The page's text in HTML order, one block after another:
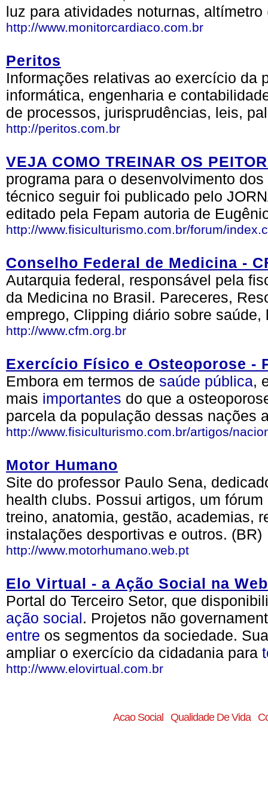
luz para atividades noturnas, altímetro
http://www.monitorcardiaco.com.br
Peritos
Informações relativas ao exercício da
informática, engenharia e
de processos, jurisprudências, leis,
http://peritos.com.br
VEJA COMO TREINAR OS
programa para o desenvolvimento
técnico seguir foi publicado pelo
editado pela Fepam autoria de
http://www.fisiculturismo.com.br/forum/
Conselho Federal de Medicina -
Autarquia federal, responsável pela
da Medicina no Brasil. Pareceres,
emprego, Clipping diário sobre
http://www.cfm.org.br
Exercício Físico e Osteoporose -
Embora em termos de saúde pública,
mais importantes do que a
parcela da população dessas nações
http://www.fisiculturismo.com.br/artigos/
Motor Humano
Site do professor Paulo Sena,
health clubs. Possui artigos, um
treino, anatomia, gestão, academias,
instalações desportivas e outros. (BR)
http://www.motorhumano.web.pt
Elo Virtual - a Ação Social na Web
Portal do Terceiro Setor, que
ação social. Projetos não
entre os segmentos da sociedade.
ampliar o exercício da cidadania para
http://www.elovirtual.com.br
Acao Social Qualidade De Vida